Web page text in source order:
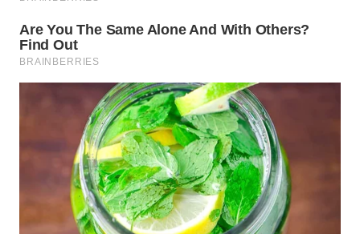
WN
TANJUNG
LESUNG
WN
WN
SIMALUNGUN
WN
LABUHANBATU